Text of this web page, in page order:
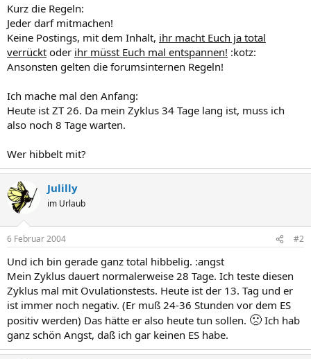
Kurz die Regeln:
Jeder darf mitmachen!
Keine Postings, mit dem Inhalt, ihr macht Euch ja total
verrückt oder ihr müsst Euch mal entspannen! :kotz:
Ansonsten gelten die forumsinternen Regeln!
Ich mache mal den Anfang:
Heute ist ZT 26. Da mein Zyklus 34 Tage lang ist, muss ich
also noch 8 Tage warten.
Wer hibbelt mit?
Julilly
im Urlaub
6 Februar 2004 #2
Und ich bin gerade ganz total hibbelig. :angst
Mein Zyklus dauert normalerweise 28 Tage. Ich teste diesen
Zyklus mal mit Ovulationstests. Heute ist der 13. Tag und er
ist immer noch negativ. (Er muß 24-36 Stunden vor dem ES
positiv werden) Das hätte er also heute tun sollen. 🙁 Ich hab
ganz schön Angst, daß ich gar keinen ES habe.